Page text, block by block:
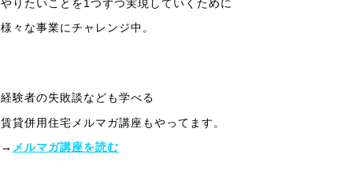
やりたいことを1つずつ実現していくために
様々な事業にチャレンジ中。
経験者の失敗談なども学べる
賃貸併用住宅メルマガ講座もやってます。
→ メルマガ講座を読む